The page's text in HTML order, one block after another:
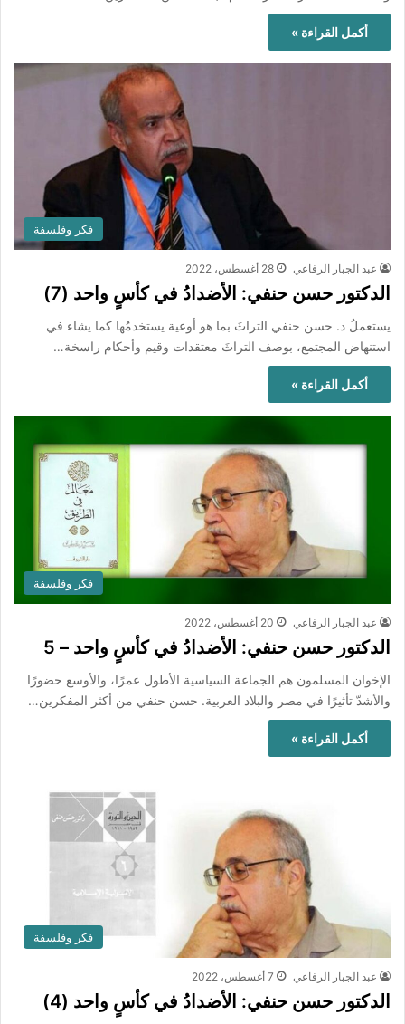
أكمل القراءة »
فكر وفلسفة
عبد الجبار الرفاعي 28 أغسطس، 2022
الدكتور حسن حنفي: الأضدادُ في كأسٍ واحد (7)
يستعملُ د. حسن حنفي التراثَ بما هو أوعية يستخدمُها كما يشاء في
استنهاض المجتمع، بوصف التراثَ معتقدات وقيم وأحكام راسخة…
أكمل القراءة »
فكر وفلسفة
عبد الجبار الرفاعي 20 أغسطس، 2022
الدكتور حسن حنفي: الأضدادُ في كأسٍ واحد – 5
الإخوان المسلمون هم الجماعة السياسية الأطول عمرًا، والأوسع حضورًا
والأشدّ تأثيرًا في مصر والبلاد العربية. حسن حنفي من أكثر المفكرين…
أكمل القراءة »
فكر وفلسفة
عبد الجبار الرفاعي 7 أغسطس، 2022
الدكتور حسن حنفي: الأضدادُ في كأسٍ واحد (4)